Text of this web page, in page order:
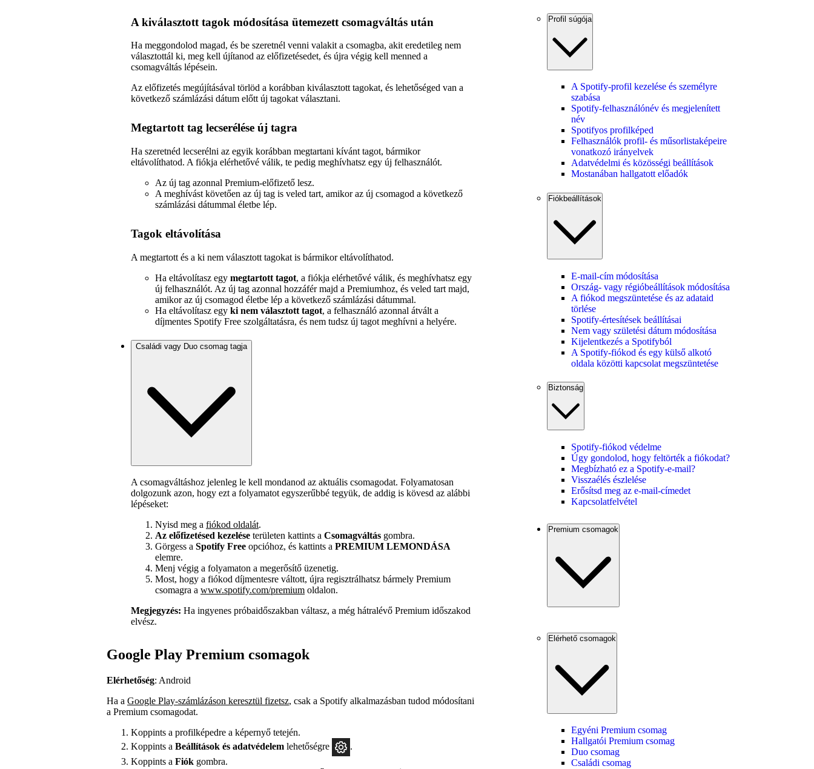
A kiválasztott tagok módosítása ütemezett csomagváltás után
Ha meggondolod magad, és be szeretnél venni valakit a csomagba, akit eredetileg nem
választottál ki, meg kell újítanod az előfizetésedet, és újra végig kell menned a
csomagváltás lépésein.
Az előfizetés megújításával törlöd a korábban kiválasztott tagokat, és lehetőséged van a
következő számlázási dátum előtt új tagokat választani.
Megtartott tag lecserélése új tagra
Ha szeretnéd lecserélni az egyik korábban megtartani kívánt tagot, bármikor
eltávolíthatod. A fiókja elérhetővé válik, te pedig meghívhatsz egy új felhasználót.
Az új tag azonnal Premium-előfizető lesz.
A meghívást követően az új tag is veled tart, amikor az új csomagod a következő
számlázási dátummal életbe lép.
Tagok eltávolítása
A megtartott és a ki nem választott tagokat is bármikor eltávolíthatod.
Ha eltávolítasz egy megtartott tagot, a fiókja elérhetővé válik, és meghívhatsz egy
új felhasználót. Az új tag azonnal hozzáfér majd a Premiumhoz, és veled tart majd,
amikor az új csomagod életbe lép a következő számlázási dátummal.
Ha eltávolítasz egy ki nem választott tagot, a felhasználó azonnal átvált a
díjmentes Spotify Free szolgáltatásra, és nem tudsz új tagot meghívni a helyére.
Családi vagy Duo csomag tagja
A csomagváltáshoz jelenleg le kell mondanod az aktuális csomagodat. Folyamatosan
dolgozunk azon, hogy ezt a folyamatot egyszerűbbé tegyük, de addig is kövesd az alábbi
lépéseket:
Nyisd meg a fiókod oldalát.
Az előfizetésed kezelése területen kattints a Csomagváltás gombra.
Görgess a Spotify Free opcióhoz, és kattints a PREMIUM LEMONDÁSA
elemre.
Menj végig a folyamaton a megerősítő üzenetig.
Most, hogy a fiókod díjmentesre váltott, újra regisztrálhatsz bármely Premium
csomagra a www.spotify.com/premium oldalon.
Megjegyzés: Ha ingyenes próbaidőszakban váltasz, a még hátralévő Premium időszakod
elvész.
Google Play Premium csomagok
Elérhetőség: Android
Ha a Google Play-számlázáson keresztül fizetsz, csak a Spotify alkalmazásban tudod módosítani
a Premium csomagodat.
Koppints a profilképedre a képernyő tetején.
Koppints a Beállítások és adatvédelem lehetőségre
.
Koppints a Fiók gombra.
Profil súgója
A Spotify-profil kezelése és személyre
szabása
Spotify-felhasználónév és megjelenített
név
Spotifyos profilképed
Felhasználók profil- és műsorlistaképeire
vonatkozó irányelvek
Adatvédelmi és közösségi beállítások
Mostanában hallgatott előadók
Fiókbeállítások
E-mail-cím módosítása
Ország- vagy régióbeállítások módosítása
A fiókod megszüntetése és az adataid
törlése
Spotify-értesítések beállításai
Nem vagy születési dátum módosítása
Kijelentkezés a Spotifyból
A Spotify-fiókod és egy külső alkotó
oldala közötti kapcsolat megszüntetése
Biztonság
Spotify-fiókod védelme
Úgy gondolod, hogy feltörték a fiókodat?
Megbízható ez a Spotify-e-mail?
Visszaélés észlelése
Erősítsd meg az e-mail-címedet
Kapcsolatfelvétel
Premium csomagok
Elérhető csomagok
Egyéni Premium csomag
Hallgatói Premium csomag
Duo csomag
Családi csomag